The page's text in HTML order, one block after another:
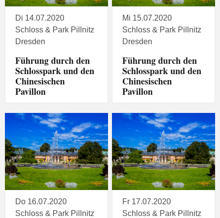
Di 14.07.2020
Schloss & Park Pillnitz
Dresden
Führung durch den
Schlosspark und den
Chinesischen
Pavillon
Mi 15.07.2020
Schloss & Park Pillnitz
Dresden
Führung durch den
Schlosspark und den
Chinesischen
Pavillon
Do 16.07.2020
Schloss & Park Pillnitz
Fr 17.07.2020
Schloss & Park Pillnitz